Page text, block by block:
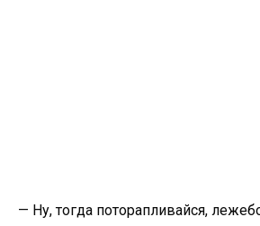
— Ну, тогда поторапливайся,